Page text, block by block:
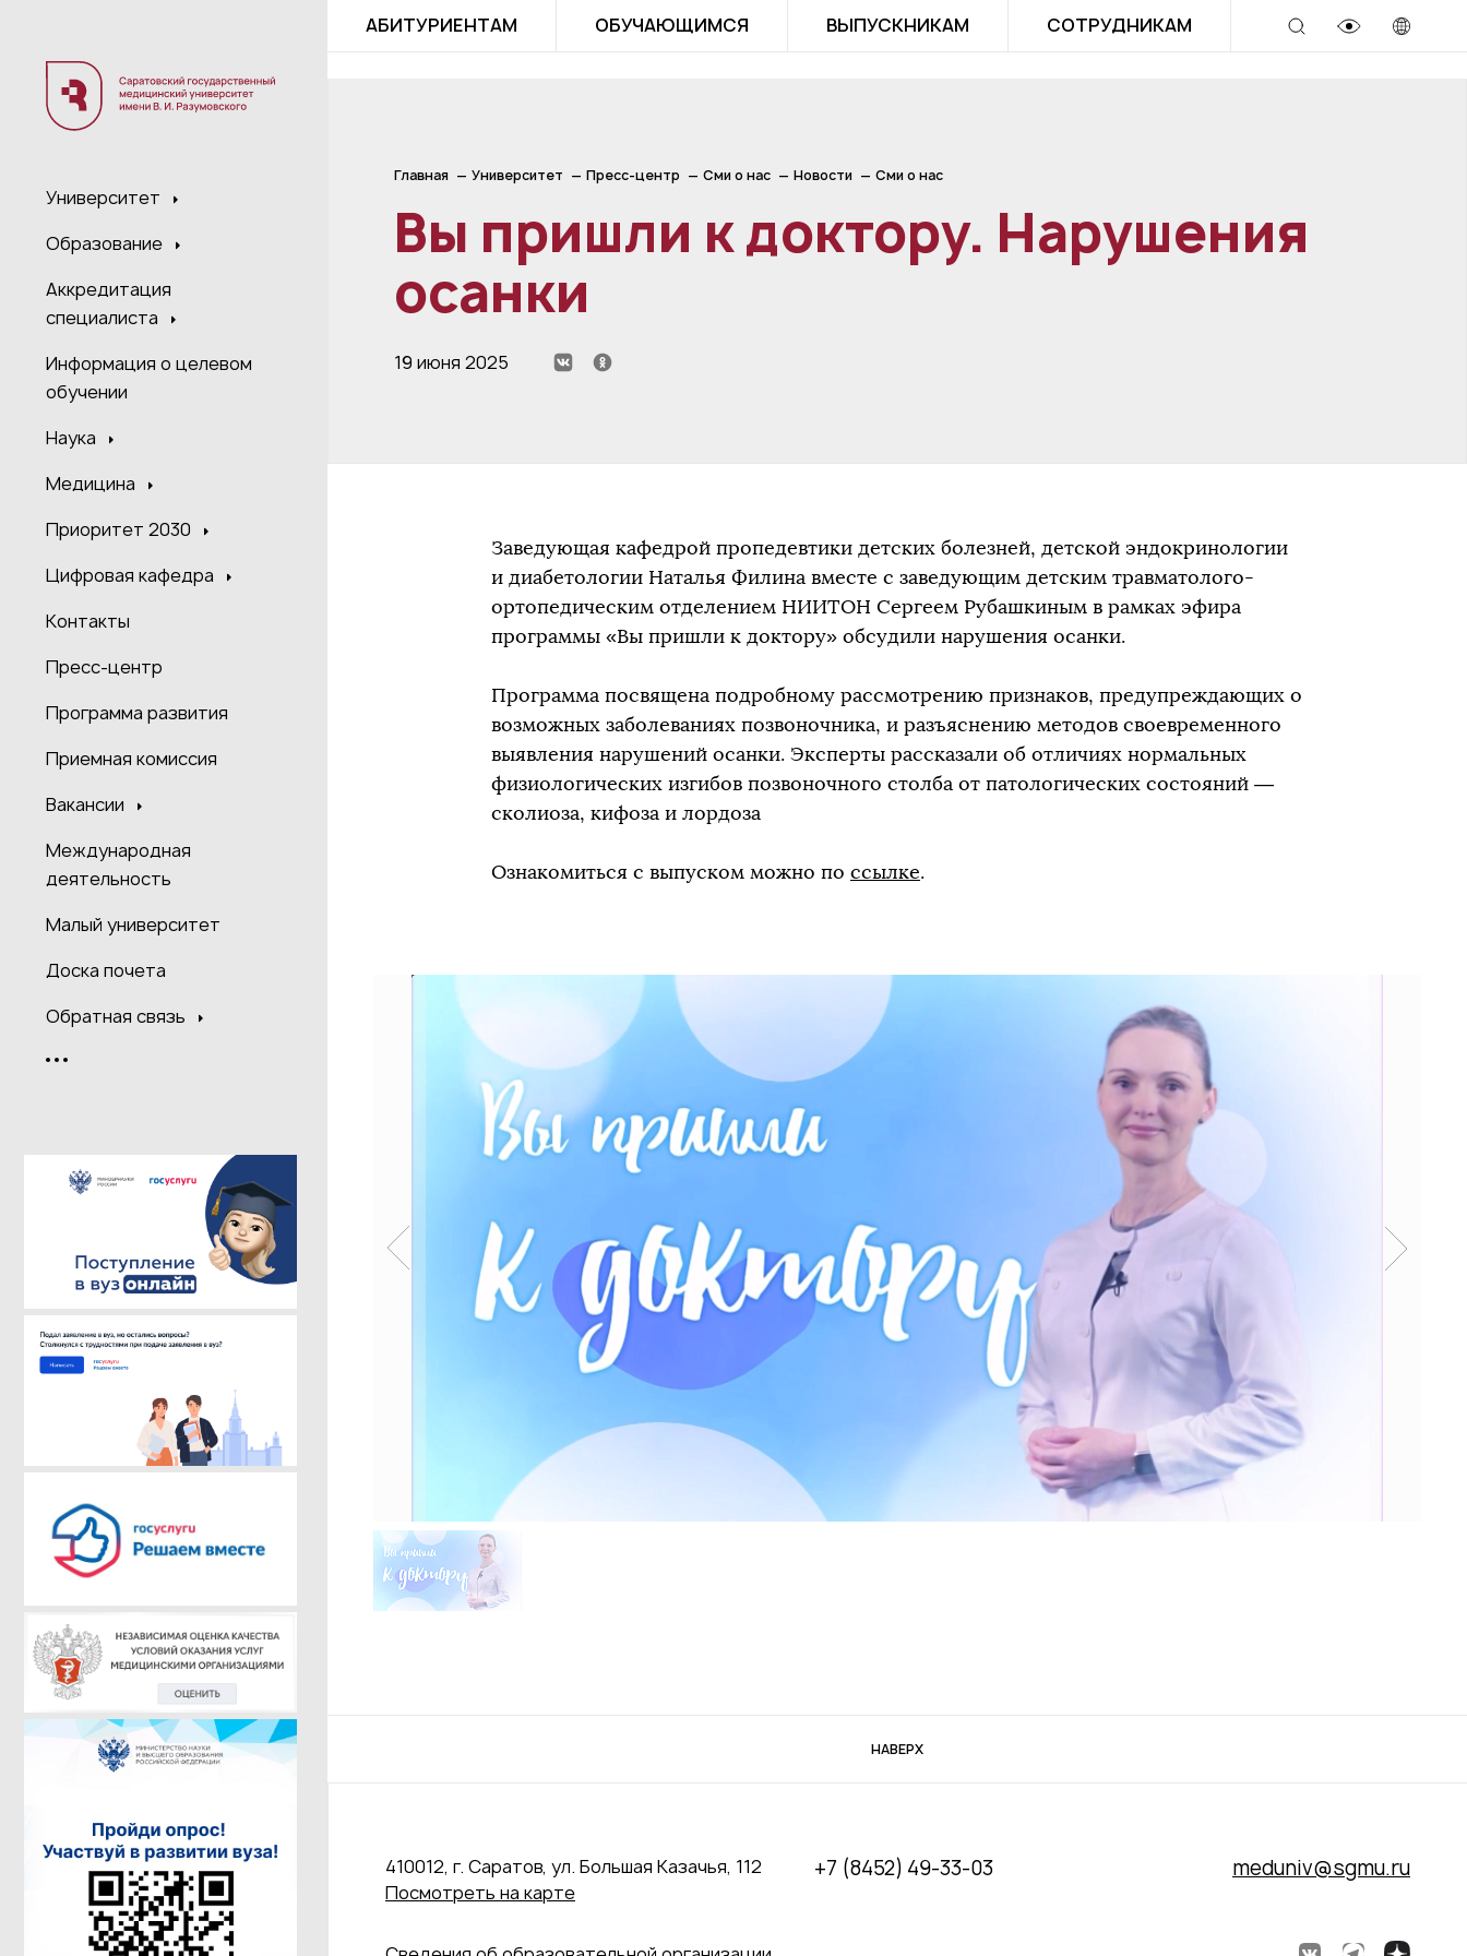
Университет
Образование
Аккредитация
специалиста
Информация о целевом
обучении
Наука
Медицина
Приоритет 2030
Цифровая кафедра
Контакты
Пресс-центр
Программа развития
Приемная комиссия
Вакансии
Международная
деятельность
Малый университет
Доска почета
Обратная связь
АБИТУРИЕНТАМ ОБУЧАЮЩИМСЯ ВЫПУСКНИКАМ СОТРУДНИКАМ
Главная Университет Пресс-центр Сми о нас Новости Сми о нас
Вы пришли к доктору. Нарушения
осанки
19 июня 2025
Заведующая кафедрой пропедевтики детских болезней, детской эндокринологии
и диабетологии Наталья Филина вместе с заведующим детским травматолого-
ортопедическим отделением НИИТОН Сергеем Рубашкиным в рамках эфира
программы «Вы пришли к доктору» обсудили нарушения осанки.
Программа посвящена подробному рассмотрению признаков, предупреждающих о
возможных заболеваниях позвоночника, и разъяснению методов своевременного
выявления нарушений осанки. Эксперты рассказали об отличиях нормальных
физиологических изгибов позвоночного столба от патологических состояний —
сколиоза, кифоза и лордоза
Ознакомиться с выпуском можно по ссылке.
НАВЕРХ
410012, г. Саратов, ул. Большая Казачья, 112
Посмотреть на карте
+7 (8452) 49-33-03 meduniv@sgmu.ru